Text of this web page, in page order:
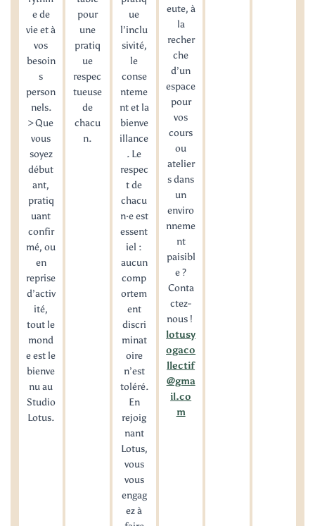
e de
vie et à
vos
besoin
s
person
nels.
> Que
vous
soyez
début
ant,
pratiq
uant
confir
mé, ou
en
reprise
d’activ
ité,
tout le
mond
e est le
bienve
nu au
Studio
Lotus.
pour
une
pratiq
ue
respec
tueuse
de
chacu
n.
ue
l’inclu
sivité,
le
conse
nteme
nt et la
bienve
illance
. Le
respec
t de
chacu
n·e est
essent
iel :
aucun
comp
ortem
ent
discri
minat
oire
n’est
toléré.
En
rejoig
nant
Lotus,
vous
vous
engag
ez à
eute, à
la
recher
che
d’un
espace
pour
vos
cours
ou
atelier
s dans
un
enviro
nneme
nt
paisibl
e ?
Conta
ctez-
nous !
lotusy
ogaco
llectif
@gma
il.co
m